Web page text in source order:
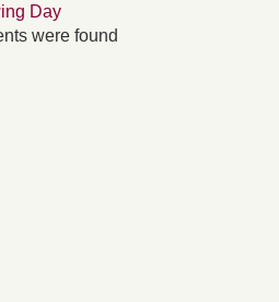
Day
were found